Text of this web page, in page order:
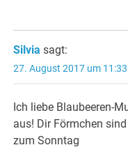
Silvia sagt:
27. August 2017 um
Ich liebe Blaubeeren-
aus! Dir Förmchen
zum Sonntag